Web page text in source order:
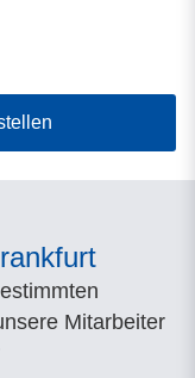
Mitarbeiter